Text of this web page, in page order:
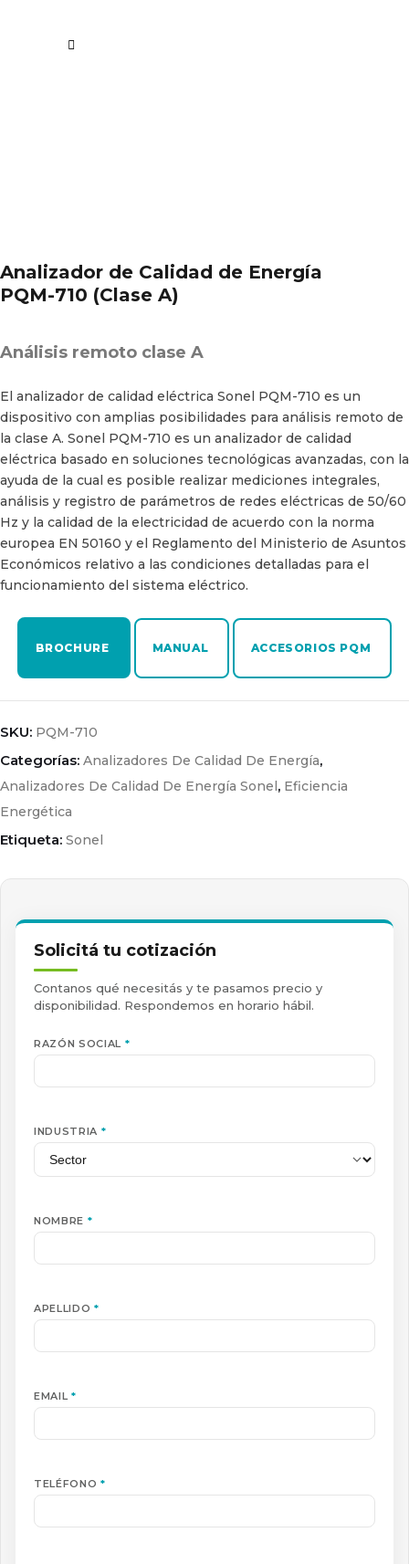
Analizador de Calidad de Energía
PQM-710 (Clase A)
Análisis remoto clase A
El analizador de calidad eléctrica Sonel PQM-710 es un
dispositivo con amplias posibilidades para análisis remoto de
la clase A. Sonel PQM-710 es un analizador de calidad
eléctrica basado en soluciones tecnológicas avanzadas, con la
ayuda de la cual es posible realizar mediciones integrales,
análisis y registro de parámetros de redes eléctricas de 50/60
Hz y la calidad de la electricidad de acuerdo con la norma
europea EN 50160 y el Reglamento del Ministerio de Asuntos
Económicos relativo a las condiciones detalladas para el
funcionamiento del sistema eléctrico.
BROCHURE MANUAL ACCESORIOS PQM
SKU: PQM-710
Categorías: Analizadores De Calidad De Energía,
Analizadores De Calidad De Energía Sonel, Eficiencia
Energética
Etiqueta: Sonel
Solicitá tu cotización
Contanos qué necesitás y te pasamos precio y
disponibilidad. Respondemos en horario hábil.
RAZÓN SOCIAL *
INDUSTRIA *
NOMBRE *
APELLIDO *
EMAIL *
TELÉFONO *